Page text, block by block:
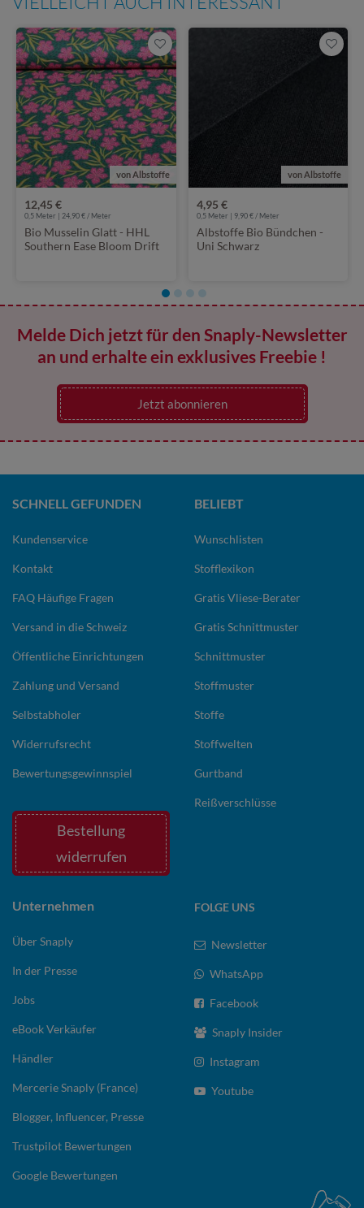
von Albstoffe
12,45 €
0,5 Meter | 24,90 € / Meter
Bio Musselin Glatt - HHL
Southern Ease Bloom Drift
von Albstoffe
4,95 €
0,5 Meter | 9,90 € / Meter
Albstoffe Bio Bündchen -
Uni Schwarz
Melde Dich jetzt für den Snaply-Newsletter
an und erhalte ein exklusives Freebie !
Jetzt abonnieren
SCHNELL GEFUNDEN
Kundenservice
Kontakt
FAQ Häufige Fragen
Versand in die Schweiz
Öffentliche Einrichtungen
Zahlung und Versand
Selbstabholer
Widerrufsrecht
Bewertungsgewinnspiel
Bestellung
widerrufen
BELIEBT
Wunschlisten
Stofflexikon
Gratis Vliese-Berater
Gratis Schnittmuster
Schnittmuster
Stoffmuster
Stoffe
Stoffwelten
Gurtband
Reißverschlüsse
Unternehmen
Über Snaply
In der Presse
Jobs
eBook Verkäufer
Händler
Mercerie Snaply (France)
Blogger, Influencer, Presse
Trustpilot Bewertungen
Google Bewertungen
FOLGE UNS
Newsletter
WhatsApp
Facebook
Snaply Insider
Instagram
Youtube